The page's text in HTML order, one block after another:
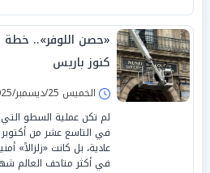
كنوز باريس
الخميس 25/ديسمبر/2025 - 10:30 م
لم تكن عملية السطو
في التاسع عشر من
عادية، بل كانت «زلزالاً»
في أكثر متاحف العالم